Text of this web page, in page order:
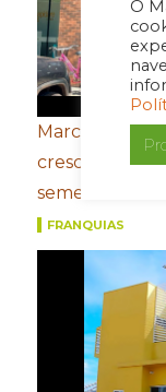
O
Marcas do
crescimento
semestre
FRANQUIAS